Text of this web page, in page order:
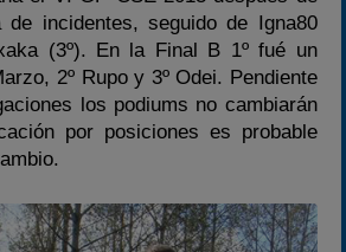
2023
2024
2025
Estadísticas
de incidentes, seguido de Igna80
(3º). En la Final B 1º fué un
2º Rupo y 3º Odei. Pendiente
los podiums no cambiarán
por posiciones es probable